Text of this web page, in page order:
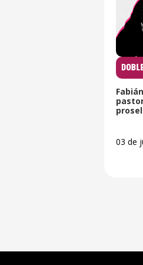
03 de